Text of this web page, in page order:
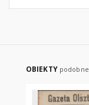
OBIEKTY podobne